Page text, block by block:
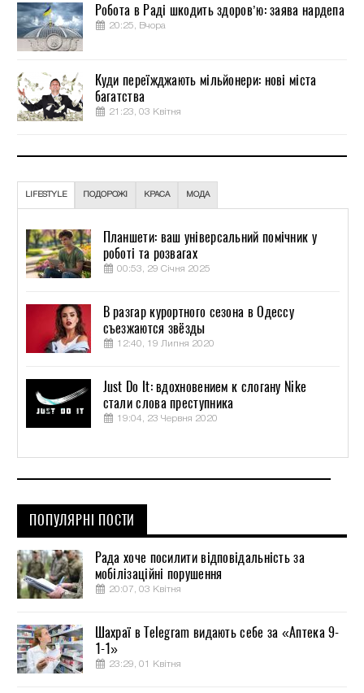
Робота в Раді шкодить здоров’ю: заява нардепа
20:25, Вчора
Куди переїжджають мільйонери: нові міста
багатства
21:23, 03 Квітня
LIFESTYLE ПОДОРОЖІ КРАСА МОДА
Планшети: ваш універсальний помічник у
роботі та розвагах
00:53, 29 Січня 2025
В разгар курортного сезона в Одессу
съезжаются звёзды
12:40, 19 Липня 2020
Just Do It: вдохновением к слогану Nike
стали слова преступника
19:04, 23 Червня 2020
ПОПУЛЯРНІ ПОСТИ
Рада хоче посилити відповідальність за
мобілізаційні порушення
20:07, 03 Квітня
Шахраї в Telegram видають себе за «Аптека 9-
1-1»
23:29, 01 Квітня